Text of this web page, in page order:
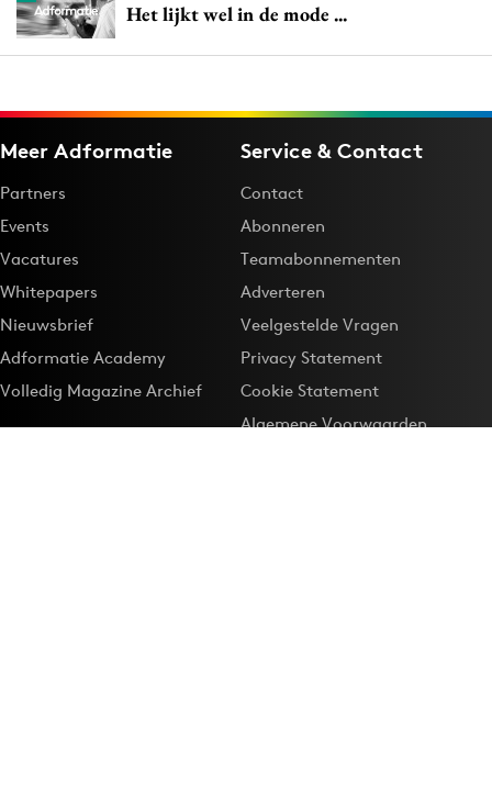
Het lijkt wel in de mode ...
Meer Adformatie
Partners
Events
Vacatures
Whitepapers
Nieuwsbrief
Adformatie Academy
Volledig Magazine Archief
Service & Contact
Contact
Abonneren
Teamabonnementen
Adverteren
Veelgestelde Vragen
Privacy Statement
Cookie Statement
Algemene Voorwaarden